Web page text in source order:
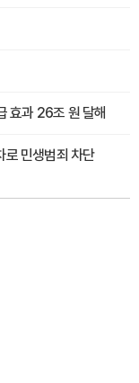
효과 26조 원 달해
로 민생범죄 차단